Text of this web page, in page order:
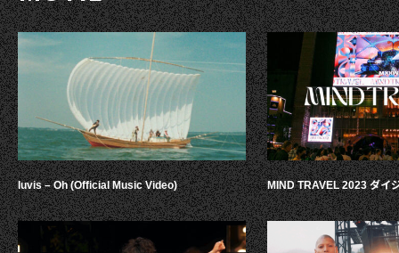
luvis – Oh (Official Music Video) MIND TRAVEL 2023 ダイ